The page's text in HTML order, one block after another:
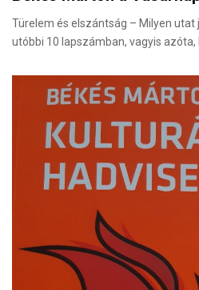
Türelem és elszántság – Milyen utat
utóbbi 10 lapszámban, vagyis azóta,